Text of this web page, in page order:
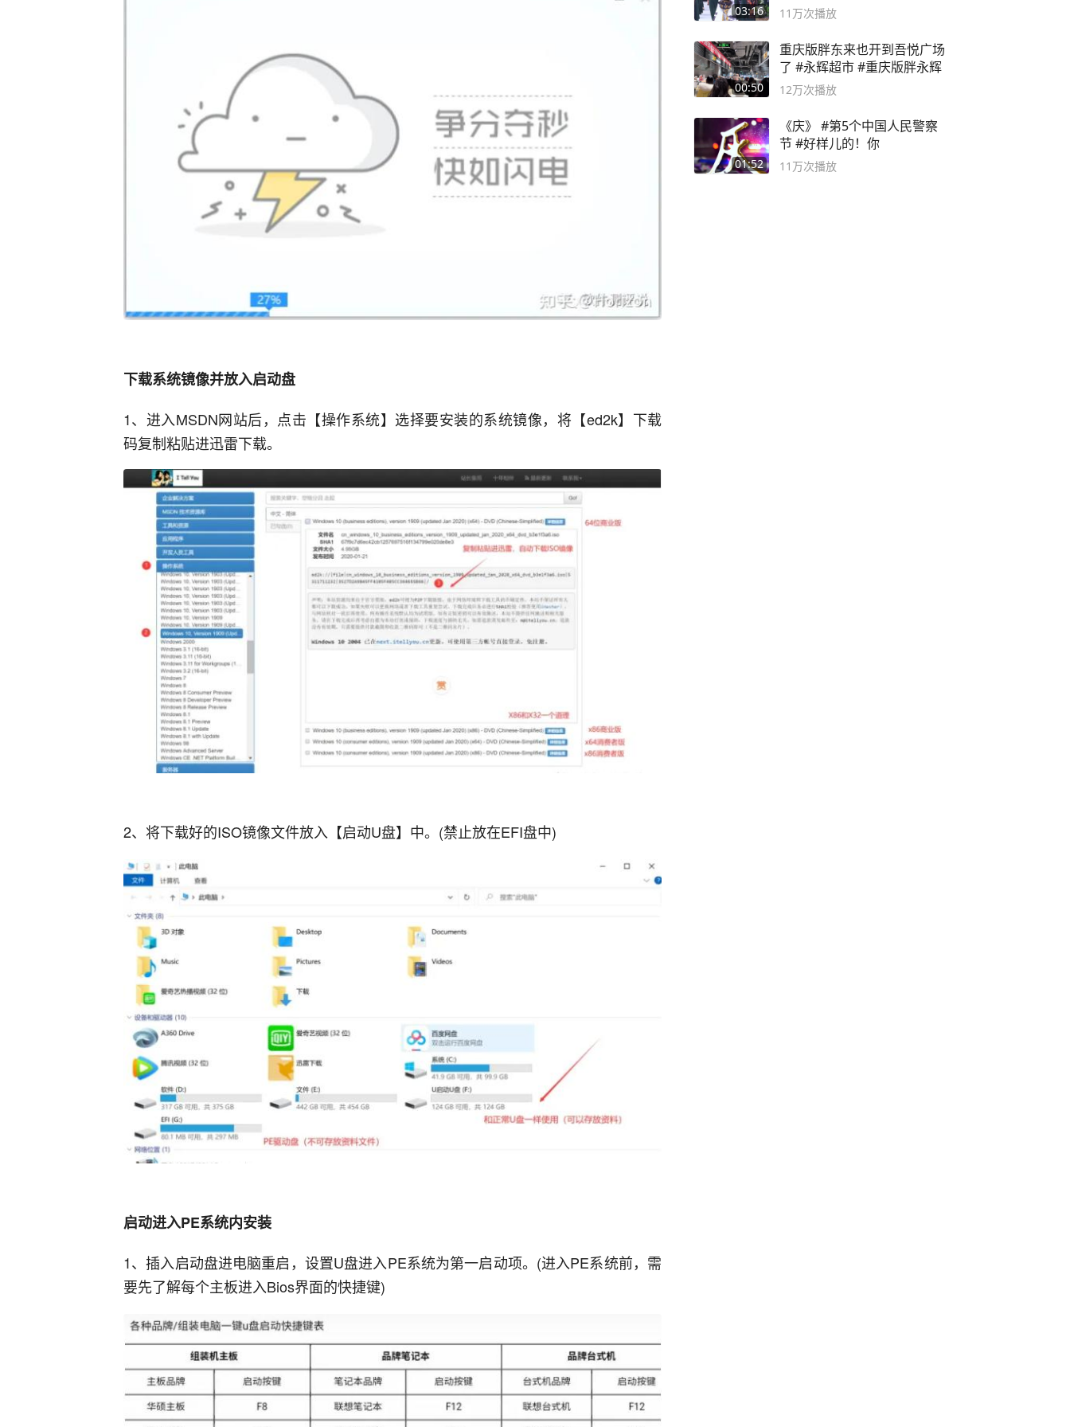
下载系统镜像并放入启动盘
1、 进入MSDN网站后，点击【操作系统】选择要安装的系统镜像，将【ed2k】下载
码复制粘贴进迅雷下载。
2、将下载好的ISO镜像文件放入【启动U盘】中。(禁止放在EFI盘中)
启动进入PE系统内安装
1、插入启动盘进电脑重启，设置U盘进入PE系统为第一启动项。(进入PE系统前，需
要先了解每个主板进入Bios界面的快捷键)
03:16 二团
11万次播放
00:50
重庆版胖东来也开到吾悦广场
了 #永辉超市 #重庆版胖永辉
12万次播放
01:52
《庆》 #第5个中国人民警察
节 #好样儿的！你
11万次播放